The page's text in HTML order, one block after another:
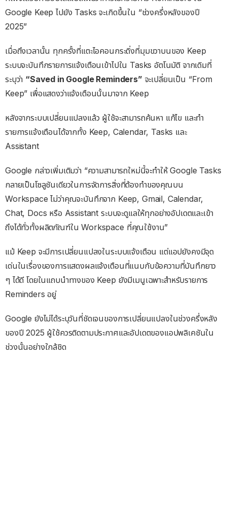
Google Keep ไปยัง Tasks จะเกิดขึ้นใน “ช่วงครึ่งหลังของปี
2025”
เมื่อถึงเวลานั้น ทุกครั้งที่แตะไอคอนกระดิ่งที่มุมขวาบนของ Keep
ระบบจะบันทึกรายการแจ้งเตือนเข้าไปใน Tasks อัตโนมัติ จากเดิมที่
ระบุว่า “Saved in Google Reminders” จะเปลี่ยนเป็น “From
Keep” เพื่อแสดงว่าแจ้งเตือนนั้นมาจาก Keep
หลังจากระบบเปลี่ยนแปลงแล้ว ผู้ใช้จะสามารถค้นหา แก้ไข และทำ
รายการแจ้งเตือนได้จากทั้ง Keep, Calendar, Tasks และ
Assistant
Google กล่าวเพิ่มเติมว่า “ความสามารถใหม่นี้จะทำให้ Google Tasks
กลายเป็นโซลูชันเดียวในการจัดการสิ่งที่ต้องทำของคุณบน
Workspace ไม่ว่าคุณจะบันทึกจาก Keep, Gmail, Calendar,
Chat, Docs หรือ Assistant ระบบจะดูแลให้ทุกอย่างอัปเดตและเข้า
ถึงได้ทั่วทั้งผลิตภัณฑ์ใน Workspace ที่คุณใช้งาน”
แม้ Keep จะมีการเปลี่ยนแปลงในระบบแจ้งเตือน แต่แอปยังคงมีจุด
เด่นในเรื่องของการแสดงผลแจ้งเตือนที่แนบกับข้อความที่บันทึกยาว
ๆ ได้ดี โดยในแถบนำทางของ Keep ยังมีเมนูเฉพาะสำหรับรายการ
Reminders อยู่
Google ยังไม่ได้ระบุวันที่ชัดเจนของการเปลี่ยนแปลงในช่วงครึ่งหลัง
ของปี 2025 ผู้ใช้ควรติดตามประกาศและอัปเดตของแอปพลิเคชันใน
ช่วงนั้นอย่างใกล้ชิด